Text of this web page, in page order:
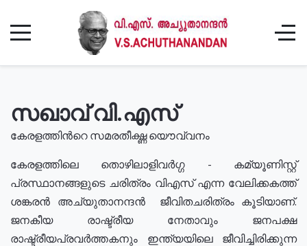
സഖാവ് വി.എസ്
കേരളത്തിൻറെ സമരതീക്ഷ്ണ യൌവ്വനം
കേരളത്തിലെ തൊഴിലാളിവർഗ്ഗ - കമ്യൂണിസ്റ്റ്
പ്രസ്ഥാനങ്ങളുടെ ചരിത്രം വിഎസ് എന്ന വേലിക്കകത്ത്
ശങ്കരൻ അച്യുതാനന്ദൻ ജീവിതചരിത്രം കൂടിയാണ്.
ജനകീയ രാഷ്ട്രീയ നേതാവും ജനപക്ഷ
രാഷ്ട്രീയപ്രവർത്തകനും ഇന്ത്യയിലെ ജീവിച്ചിരിക്കുന്ന